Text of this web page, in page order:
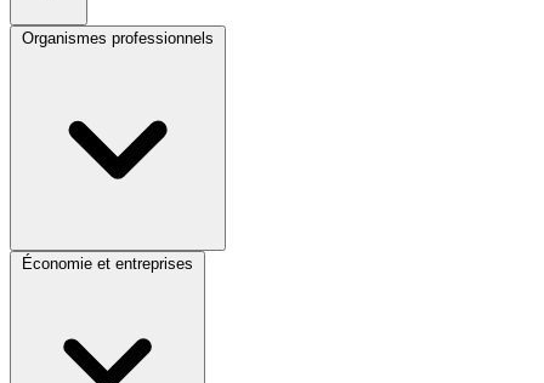
Organismes professionnels
Économie et entreprises